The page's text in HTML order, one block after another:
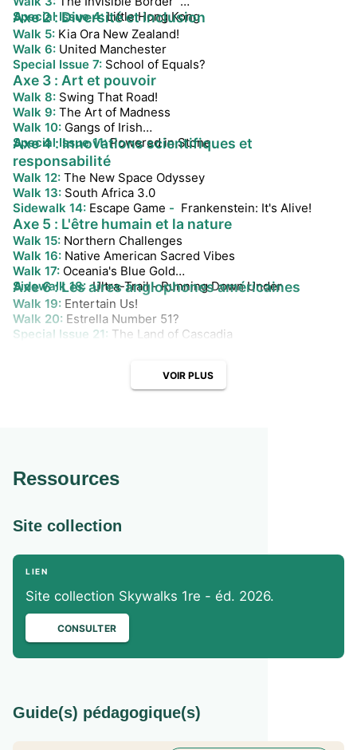
Special Issue 4:Little Hong Kong
Axe 2 : Diversité et inclusion
Walk 5: Kia Ora New Zealand!
Walk 6: United Manchester
Special Issue 7: School of Equals?
Axe 3 : Art et pouvoir
Walk 8: Swing That Road!
Walk 9: The Art of Madness
Walk 10: Gangs of Irish
Special Issue 11:Powered in Stone
Axe 4 : Innovations scientifiques et
responsabilité
Walk 12: The New Space Odyssey
Walk 13: South Africa 3.0
Sidewalk 14: Escape Game - Frankenstein: It's Alive!
Axe 5 : L'être humain et la nature
Walk 15: Northern Challenges
Walk 16: Native American Sacred Vibes
Walk 17: Oceania's Blue Gold
Sidewalk 18:Ultra-Trail - Running Down Under
Axe 6 : Les aires anglophones américaines
Walk 19: Entertain Us!
Walk 20: Estrella Number 51?
Special Issue 21: The Land of Cascadia
VOIR PLUS
Ressources
Site collection
LIEN
Site collection Skywalks 1re - éd. 2026.
CONSULTER
Guide(s) pédagogique(s)